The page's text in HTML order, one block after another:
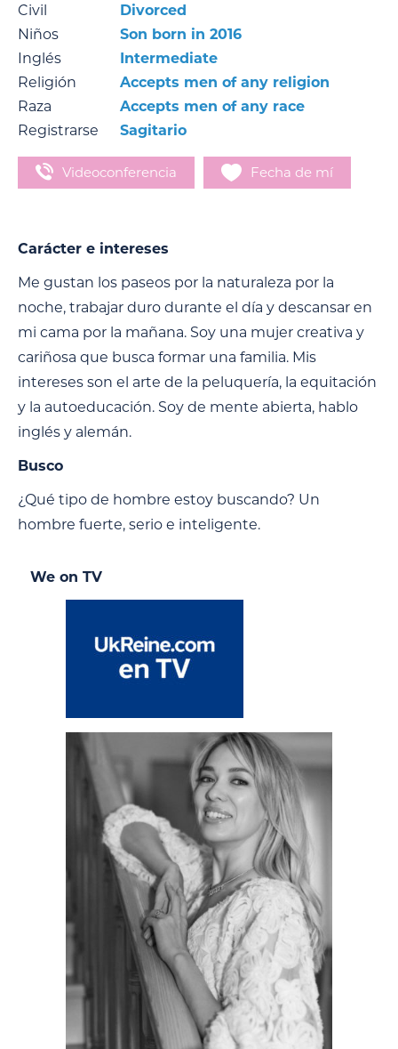
Civil
Divorced
Niños
Son born in 2016
Inglés
Intermediate
Religión
Accepts men of any religion
Raza
Accepts men of any race
Registrarse
Sagitario
Videoconferencia Fecha de mí
Carácter e intereses
Me gustan los paseos por la naturaleza por la
noche, trabajar duro durante el día y descansar en
mi cama por la mañana. Soy una mujer creativa y
cariñosa que busca formar una familia. Mis
intereses son el arte de la peluquería, la equitación
y la autoeducación. Soy de mente abierta, hablo
inglés y alemán.
Busco
¿Qué tipo de hombre estoy buscando? Un
hombre fuerte, serio e inteligente.
We on TV